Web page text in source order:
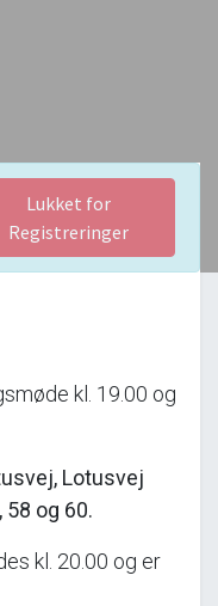
Lukket for
Registreringer
kl. 19.00 og
Lotusvej
58 og 60.
kl. 20.00 og er